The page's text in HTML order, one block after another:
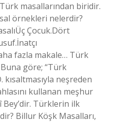
masallarından biridir.
örnekleri nelerdir?
Çocuk.Dört
fazla makale… Türk
Buna göre; “Türk
kısaltmasıyla neşreden
kullanan meşhur
Bey’dir. Türklerin ilk
Billur Köşk Masalları,